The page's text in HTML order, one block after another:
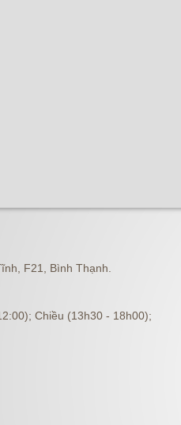
F21, Bình Thạnh.
Chiều (13h30 - 18h00);